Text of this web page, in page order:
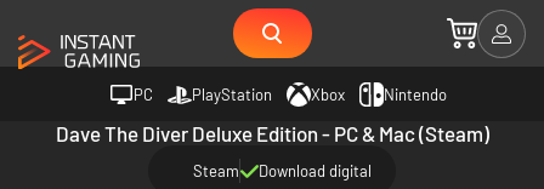
PC PlayStation Xbox Nintendo
Dave The Diver Deluxe Edition - PC & Mac (Steam)
Steam Download digital